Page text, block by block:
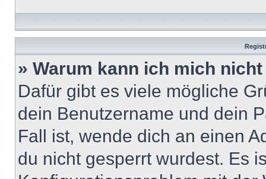
» Warum kann ich mich
Dafür gibt es viele mögliche
dein Benutzername und dein
Fall ist, wende dich an einen
du nicht gesperrt wurdest. Es